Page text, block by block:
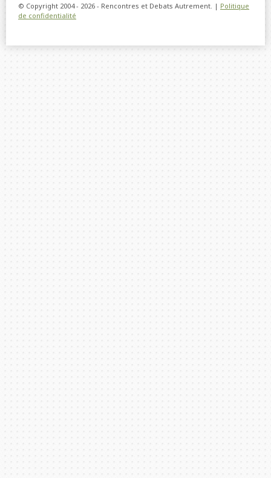
© Copyright 2004 - 2026 - Rencontres et Debats Autrement. | Politique
de confidentialité